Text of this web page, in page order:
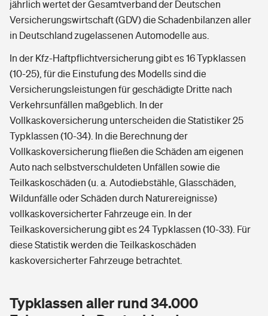
jährlich wertet der Gesamtverband der Deutschen
Versicherungswirtschaft (GDV) die Schadenbilanzen aller
in Deutschland zugelassenen Automodelle aus.
In der Kfz-Haftpflichtversicherung gibt es 16 Typklassen
(10-25), für die Einstufung des Modells sind die
Versicherungsleistungen für geschädigte Dritte nach
Verkehrsunfällen maßgeblich. In der
Vollkaskoversicherung unterscheiden die Statistiker 25
Typklassen (10-34). In die Berechnung der
Vollkaskoversicherung fließen die Schäden am eigenen
Auto nach selbstverschuldeten Unfällen sowie die
Teilkaskoschäden (u. a. Autodiebstähle, Glasschäden,
Wildunfälle oder Schäden durch Naturereignisse)
vollkaskoversicherter Fahrzeuge ein. In der
Teilkaskoversicherung gibt es 24 Typklassen (10-33). Für
diese Statistik werden die Teilkaskoschäden
kaskoversicherter Fahrzeuge betrachtet.
Typklassen aller rund 34.000